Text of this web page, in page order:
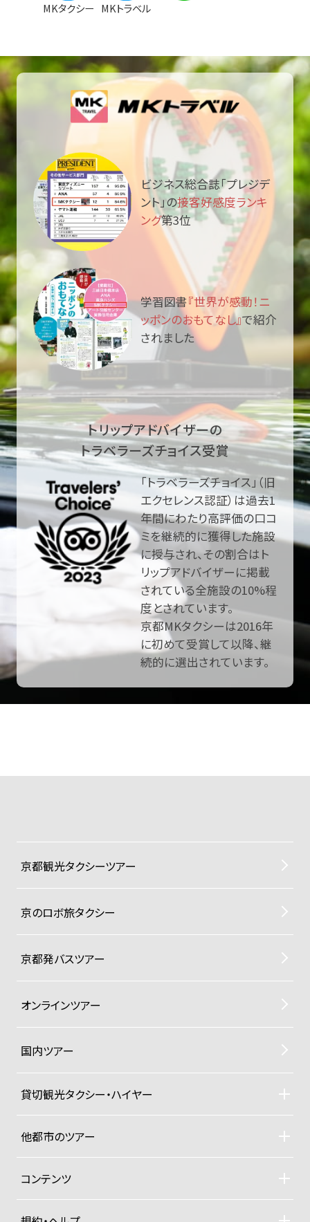
MKタクシー MKトラベル
ビジネス総合誌「プレジデ
ント」の接客好感度ランキ
ング第3位
学習図書『世界が感動！ニ
ッポンのおもてなし』で紹介
されました
トリップアドバイザーの
トラベラーズチョイス受賞
「トラベラーズチョイス」（旧
エクセレンス認証）は過去1
年間にわたり高評価の口コ
ミを継続的に獲得した施設
に授与され、その割合はト
リップアドバイザーに掲載
されている全施設の10%程
度とされています。
京都MKタクシーは2016年
に初めて受賞して以降、継
続的に選出されています。
京都観光タクシーツアー
京のロボ旅タクシー
京都発バスツアー
オンラインツアー
国内ツアー
貸切観光タクシー・ハイヤー
貸切観光タクシー・ハイヤーTOP
車両ラインナップと料金
他都市のツアー
札幌観光タクシーツアー
東京観光タクシーツアー
コンテンツ
ドライバー紹介
四季折々の京都紀行